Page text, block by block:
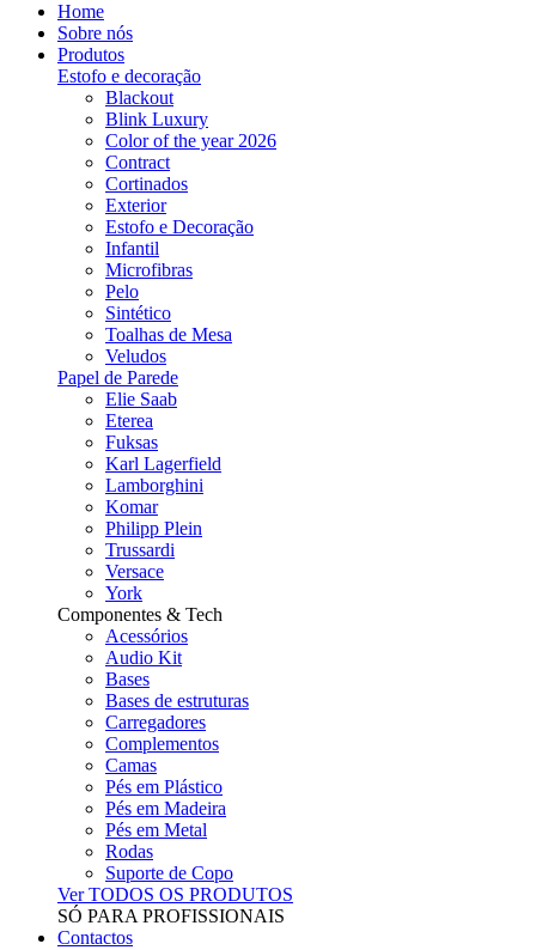
Home
Sobre nós
Produtos
Estofo e decoração
Blackout
Blink Luxury
Color of the year 2026
Contract
Cortinados
Exterior
Estofo e Decoração
Infantil
Microfibras
Pelo
Sintético
Toalhas de Mesa
Veludos
Papel de Parede
Elie Saab
Eterea
Fuksas
Karl Lagerfield
Lamborghini
Komar
Philipp Plein
Trussardi
Versace
York
Componentes & Tech
Acessórios
Audio Kit
Bases
Bases de estruturas
Carregadores
Complementos
Camas
Pés em Plástico
Pés em Madeira
Pés em Metal
Rodas
Suporte de Copo
Ver TODOS OS PRODUTOS
SÓ PARA PROFISSIONAIS
Contactos